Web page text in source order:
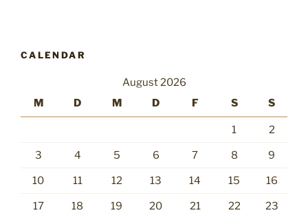
CALENDAR
August 2026
M
D M D F S S
1 2
3 4 5 6 7 8 9
10 11 12 13 14 15 16
17 18 19 20 21 22 23